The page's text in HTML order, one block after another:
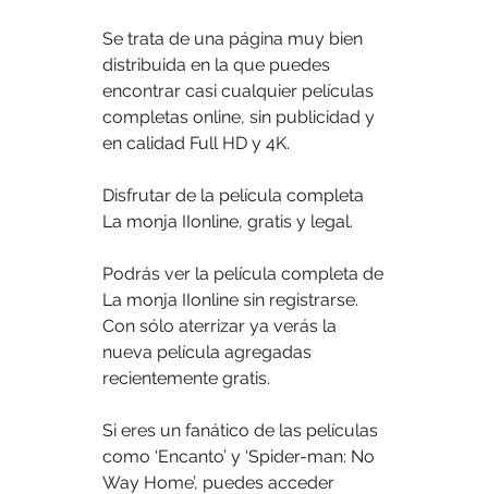
Se trata de una página muy bien
distribuida en la que puedes
encontrar casi cualquier películas
completas online, sin publicidad y
en calidad Full HD y 4K.
Disfrutar de la película completa
La monja IIonline, gratis y legal.
Podrás ver la película completa de
La monja IIonline sin registrarse.
Con sólo aterrizar ya verás la
nueva película agregadas
recientemente gratis.
Si eres un fanático de las películas
como ‘Encanto’ y ‘Spider-man: No
Way Home’, puedes acceder